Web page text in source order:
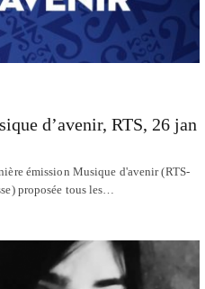
d’avenir, RTS, 26 jan
émission Musique d'avenir (RTS-
proposée tous les…